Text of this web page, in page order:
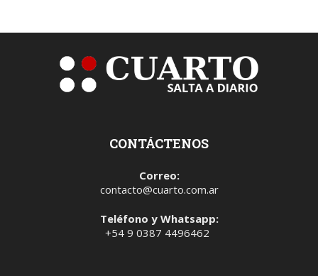
CONTÁCTENOS
Correo:
contacto@cuarto.com.ar
Teléfono y Whatsapp:
+54 9 0387 4496462